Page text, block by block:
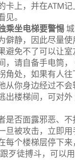
卡上，并在ATM
。
乘坐电梯要警惕
僻静，因此尽量
避免不了可以让
，请自备手电筒
角处，如果有人
从你身边经过不
出楼梯间，可对
是否面露邪恶、
旦被攻击，立即
每个楼梯层停下
歹徒搏斗，可以